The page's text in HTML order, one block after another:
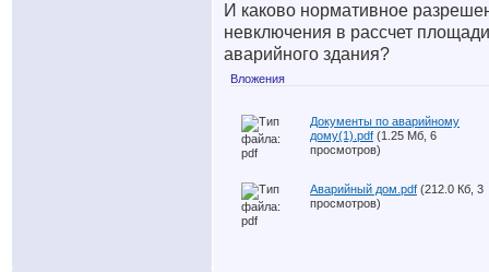
И каково нормативное
невключения в рассчет площади
аварийного здания?
Вложения
Документы по аварийному
дому(1).pdf (1.25 Мб, 6
просмотров)
Аварийный дом.pdf (212.0 Кб, 3
просмотров)